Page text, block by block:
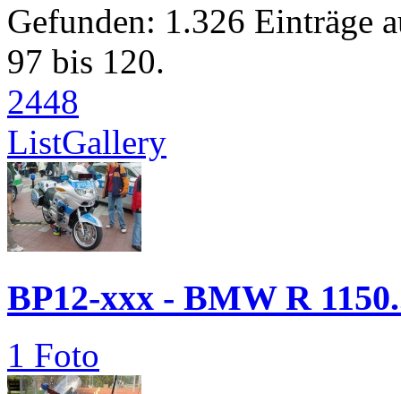
Gefunden: 1.326 Einträge
97 bis 120.
2448
ListGallery
BP12-xxx - BMW R
1 Foto